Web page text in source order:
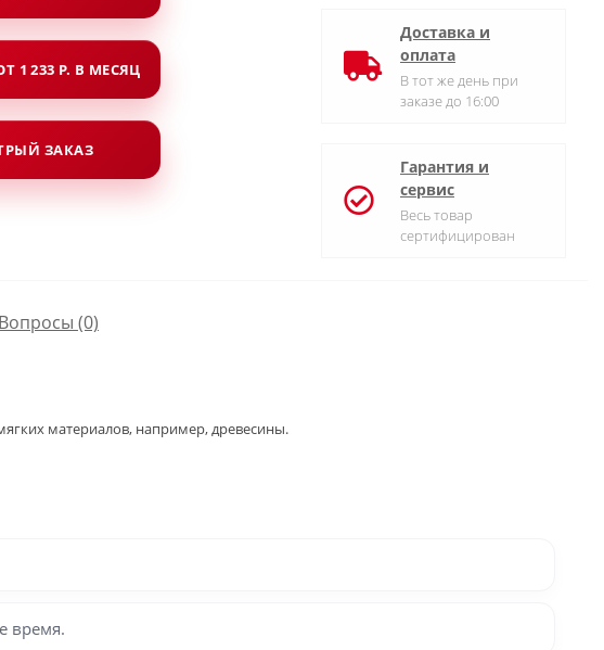
1 233 Р. В МЕСЯЦ
ЗАКАЗ
Доставка и
оплата
В тот же день при
заказе до 16:00
Гарантия и
сервис
Весь товар
сертифицирован
Вопросы (0)
материалов, например, древесины.
время.